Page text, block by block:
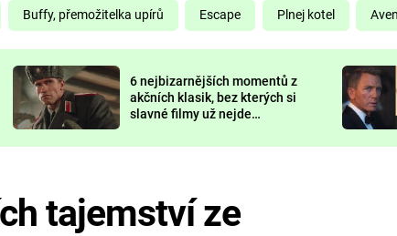
DELIVERANCE
CHUCK
NORRIS
DEADPOOL
Buffy, přemožitelka upírů Escape Plnej kotel
6 nejbizarnějších momentů z
akčních klasik, bez kterých si
slavné filmy už nejde
tajemství ze